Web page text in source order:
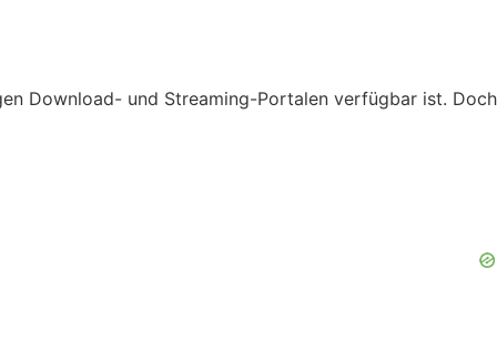
Download- und Streaming-Portalen verfügbar ist. Doch